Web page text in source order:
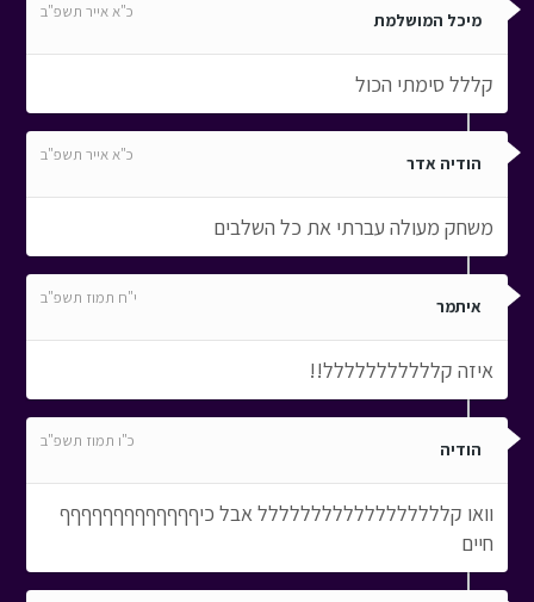
מיכל המושלמת כ"א אייר תשפ"ב
קללל סימתי הכול
הודיה אדר כ"א אייר תשפ"ב
משחק מעולה עברתי את כל השלבים
איתמר י"ח תמוז תשפ"ב
איזה קללללללללללל!!
הודיה כ"ו תמוז תשפ"ב
וואו קלללללללללללללללללל אבל כיףףףףףףףףףףףףף
חיים